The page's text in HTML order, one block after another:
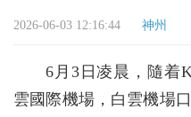
2026-06-03 12:16:44 神州
6月3日凌晨，隨着
雲國際機場，白雲機場